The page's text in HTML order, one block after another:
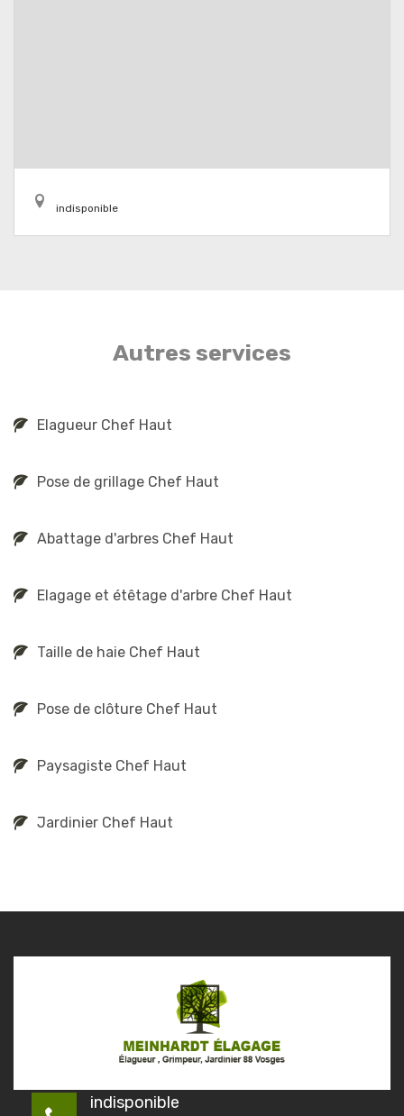
indisponible
Autres services
Elagueur Chef Haut
Pose de grillage Chef Haut
Abattage d'arbres Chef Haut
Elagage et étêtage d'arbre Chef Haut
Taille de haie Chef Haut
Pose de clôture Chef Haut
Paysagiste Chef Haut
Jardinier Chef Haut
indisponible